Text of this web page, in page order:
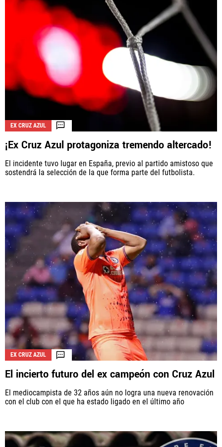
EX CRUZ AZUL
¡Ex Cruz Azul protagoniza tremendo altercado!
El incidente tuvo lugar en España, previo al partido amistoso que
sostendrá la selección de la que forma parte del futbolista.
EX CRUZ AZUL
El incierto futuro del ex campeón con Cruz Azul
El mediocampista de 32 años aún no logra una nueva renovación
con el club con el que ha estado ligado en el último año